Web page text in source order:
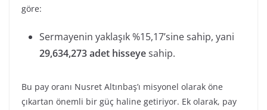
göre:
Sermayenin yaklaşık %15,17’sine sahip, yani
29,634,273 adet hisseyesahip.
Bu pay oranı Nusret Altınbaş’ı misyonel olarak öne
çıkartan önemli bir güç haline getiriyor. Ek olarak, pay